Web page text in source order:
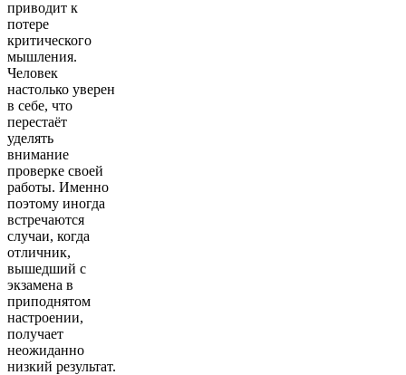
приводит к
потере
критического
мышления.
Человек
настолько уверен
в себе, что
перестаёт
уделять
внимание
проверке своей
работы. Именно
поэтому иногда
встречаются
случаи, когда
отличник,
вышедший с
экзамена в
приподнятом
настроении,
получает
неожиданно
низкий результат.